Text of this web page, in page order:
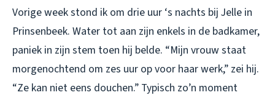
Vorige week stond ik om drie uur ‘s nachts bij Jelle in
Prinsenbeek. Water tot aan zijn enkels in de badkamer,
paniek in zijn stem toen hij belde. “Mijn vrouw staat
morgenochtend om zes uur op voor haar werk,” zei hij.
“Ze kan niet eens douchen.” Typisch zo’n moment